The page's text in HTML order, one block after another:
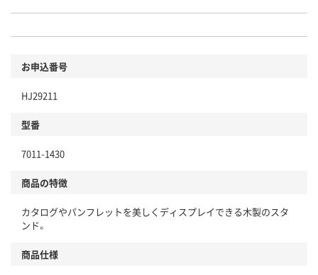
お申込番号
HJ29211
型番
7011-1430
商品の特徴
カタログやパンフレットを美しくディスプレイできる木製のスタ
ンド。
商品仕様